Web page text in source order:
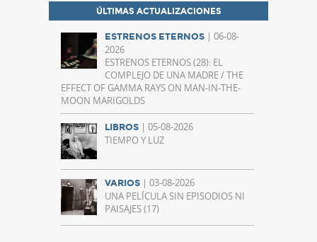
ÚLTIMAS ACTUALIZACIONES
ESTRENOS ETERNOS | 06-08-
2026
ESTRENOS ETERNOS (28): EL
COMPLEJO DE UNA MADRE / THE
EFFECT OF GAMMA RAYS ON MAN-IN-THE-
MOON MARIGOLDS
LIBROS | 05-08-2026
TIEMPO Y LUZ
VARIOS | 03-08-2026
UNA PELÍCULA SIN EPISODIOS NI
PAISAJES (17)